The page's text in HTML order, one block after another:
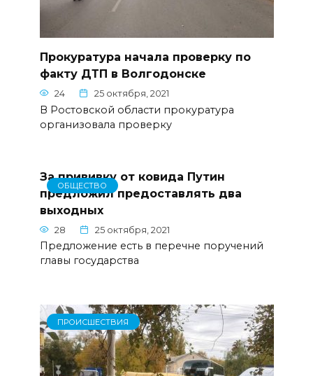
Прокуратура начала проверку по
факту ДТП в Волгодонске
24 25 октября, 2021
В Ростовской области прокуратура
организовала проверку
ОБЩЕСТВО
За прививку от ковида Путин
предложил предоставлять два
выходных
28 25 октября, 2021
Предложение есть в перечне поручений
главы государства
ПРОИСШЕСТВИЯ